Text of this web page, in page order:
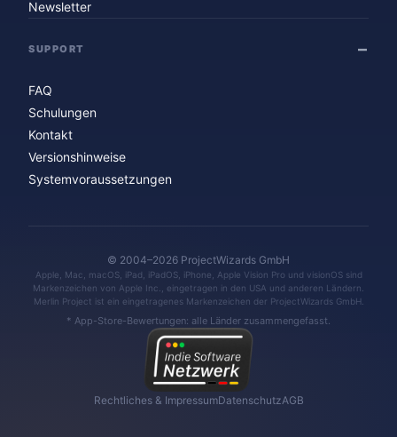
Newsletter
SUPPORT
FAQ
Schulungen
Kontakt
Versionshinweise
Systemvoraussetzungen
© 2004–2026 ProjectWizards GmbH
Apple, Mac, macOS, iPad, iPadOS, iPhone, Apple Vision Pro und visionOS sind
Markenzeichen von Apple Inc., eingetragen in den USA und anderen Ländern.
Merlin Project ist ein eingetragenes Markenzeichen der ProjectWizards GmbH.
* App-Store-Bewertungen: alle Länder zusammengefasst.
Rechtliches & ImpressumDatenschutzAGB